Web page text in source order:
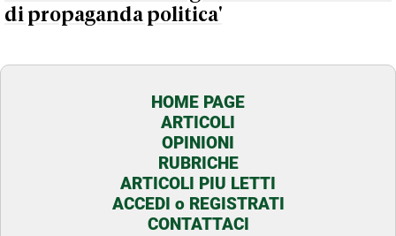
di propaganda politica'
HOME PAGE
ARTICOLI
OPINIONI
RUBRICHE
ARTICOLI PIU LETTI
ACCEDI o REGISTRATI
CONTATTACI